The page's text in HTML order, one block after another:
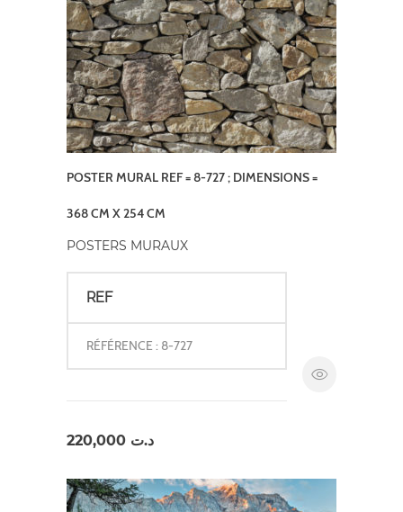
POSTER MURAL REF = 8-727 ; DIMENSIONS =
368 CM X 254 CM
POSTERS MURAUX
REF
RÉFÉRENCE : 8-727
د.ت